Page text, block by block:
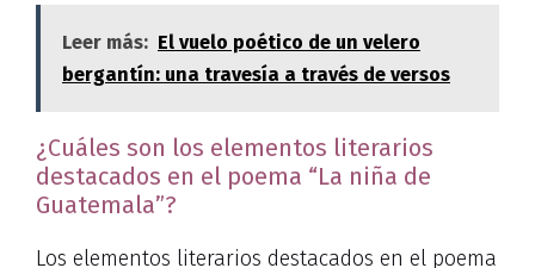
Leer más: El vuelo poético de un velero
bergantín: una travesía a través de versos
¿Cuáles son los elementos literarios
destacados en el poema “La niña de
Guatemala”?
Los elementos literarios destacados en el poema